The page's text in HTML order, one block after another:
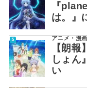
『
は。』
アニメ・漫画
【朗
しょん
い